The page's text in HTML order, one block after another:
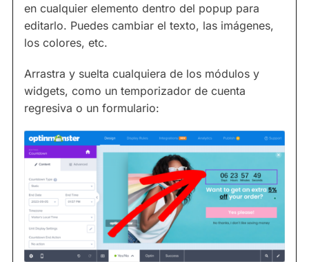
en cualquier elemento dentro del popup para
editarlo. Puedes cambiar el texto, las imágenes,
los colores, etc.
Arrastra y suelta cualquiera de los módulos y
widgets, como un temporizador de cuenta
regresiva o un formulario: